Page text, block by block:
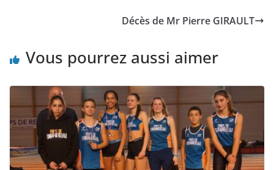
Décès de Mr Pierre GIRAULT
Vous pourrez aussi aimer